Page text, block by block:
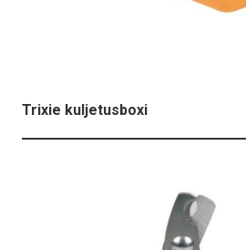
Trixie kuljetusboxi